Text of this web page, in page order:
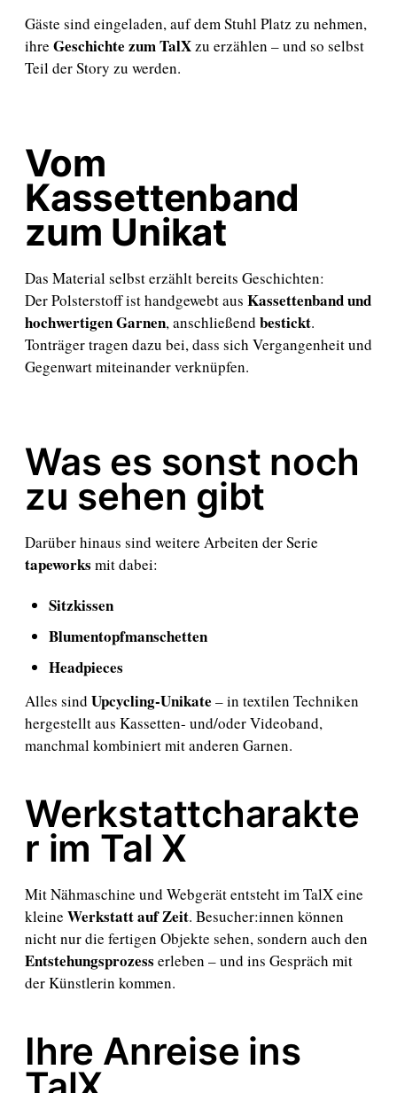
Gäste sind eingeladen, auf dem Stuhl Platz zu nehmen,
ihre Geschichte zum TalXzu erzählen – und so selbst
Teil der Story zu werden.
Vom
Kassettenband
zum Unikat
Das Material selbst erzählt bereits Geschichten:
Der Polsterstoff ist handgewebt aus Kassettenband und
hochwertigen Garnen, anschließend bestickt.
Tonträger tragen dazu bei, dass sich Vergangenheit und
Gegenwart miteinander verknüpfen.
Was es sonst noch
zu sehen gibt
Darüber hinaus sind weitere Arbeiten der Serie
tapeworks mit dabei:
Sitzkissen
Blumentopfmanschetten
Headpieces
Alles sind Upcycling-Unikate – in textilen Techniken
hergestellt aus Kassetten- und/oder Videoband,
manchmal kombiniert mit anderen Garnen.
Werkstattcharakte
r im Tal X
Mit Nähmaschine und Webgerät entsteht im TalX eine
kleine Werkstatt auf Zeit. Besucher:innen können
nicht nur die fertigen Objekte sehen, sondern auch den
Entstehungsprozess erleben – und ins Gespräch mit
der Künstlerin kommen.
Ihre Anreise ins